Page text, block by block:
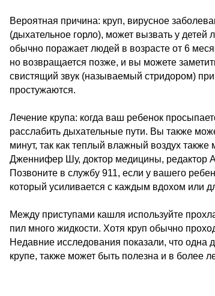
Вероятная причина: круп, вирусное
(дыхательное горло), может вызвать у
обычно поражает людей в возрасте от 6
но возвращается позже, и вы можете
свистящий звук (называемый стридором)
простужаются.
Лечение крупа: когда ваш ребенок
расслабить дыхательные пути. Вы также
минут, так как теплый влажный воздух
Дженнифер Шу, доктор медицины, редактор
Позвоните в службу 911, если у вашего
который усиливается с каждым вдохом или
Между приступами кашля используйте
пил много жидкости. Хотя круп обычно
Недавние исследования показали, что одна
крупе, также может быть полезна и в более